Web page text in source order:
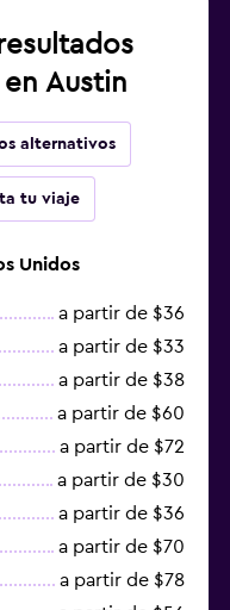
Austin
alternativos
tu viaje
Unidos
a partir de $36
a partir de $33
a partir de $38
a partir de $60
a partir de $72
a partir de $30
a partir de $36
a partir de $70
a partir de $78